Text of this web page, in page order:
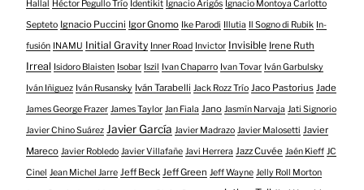
Hallal Héctor Pegullo Trío Identikit Ignacio Arigós Ignacio Montoya Carlotto
Septeto Ignacio Puccini Igor Gnomo Ike Parodi Illutia Il Sogno di Rubik In-
fusión INAMU Initial Gravity Inner Road Invictor Invisible Irene Ruth
Irreal Isidoro Blaisten Isobar Iszil Ivan Chaparro Ivan Tovar Iván Garbulsky
Iván Iñiguez Iván Rusansky Iván Tarabelli Jack Rozz Trío Jaco Pastorius Jade
James George Frazer James Taylor Jan Fiala Jano Jasmín Narvaja Jati Signorio
Javier Chino Suárez Javier García Javier Madrazo Javier Malosetti Javier
Mareco Javier Robledo Javier Villafañe Javi Herrera Jazz Cuvée Jaén Kieff JC
Cinel Jean Michel Jarre Jeff Beck Jeff Green Jeff Wayne Jelly Roll Morton